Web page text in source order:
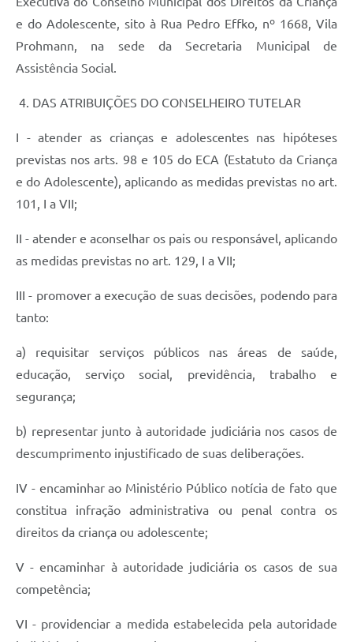
e do Adolescente, sito à Rua Pedro Effko, nº 1668, Vila
Prohmann, na sede da Secretaria Municipal de
Assistência Social.
4. DAS ATRIBUIÇÕES DO CONSELHEIRO TUTELAR
I - atender as crianças e adolescentes nas hipóteses
previstas nos arts. 98 e 105 do ECA (Estatuto da Criança
e do Adolescente), aplicando as medidas previstas no art.
101, I a VII;
II - atender e aconselhar os pais ou responsável, aplicando
as medidas previstas no art. 129, I a VII;
III - promover a execução de suas decisões, podendo para
tanto:
a) requisitar serviços públicos nas áreas de saúde,
educação, serviço social, previdência, trabalho e
segurança;
b) representar junto à autoridade judiciária nos casos de
descumprimento injustificado de suas deliberações.
IV - encaminhar ao Ministério Público notícia de fato que
constitua infração administrativa ou penal contra os
direitos da criança ou adolescente;
V - encaminhar à autoridade judiciária os casos de sua
competência;
VI - providenciar a medida estabelecida pela autoridade